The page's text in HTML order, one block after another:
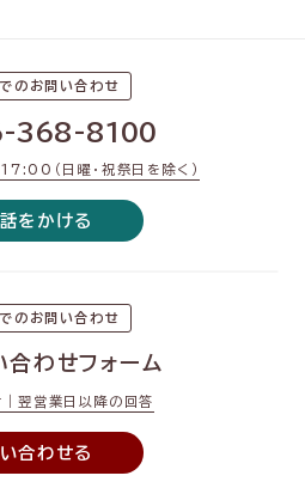
のお問い合わせ
368-8100
（日曜・祝祭日を除く）
をかける
のお問い合わせ
合わせフォーム
翌営業日以降の回答
合わせる